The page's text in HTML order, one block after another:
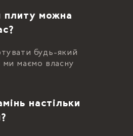
плиту можна
будь-який
ми маємо власну
настільки